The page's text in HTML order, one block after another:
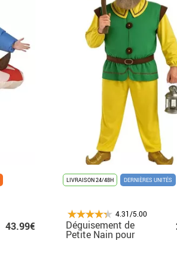
43.99€
LIVRAISON 24/48H DERNIÈRES UNITÉS
4.31/5.00
Déguisement de
Petite Nain pour